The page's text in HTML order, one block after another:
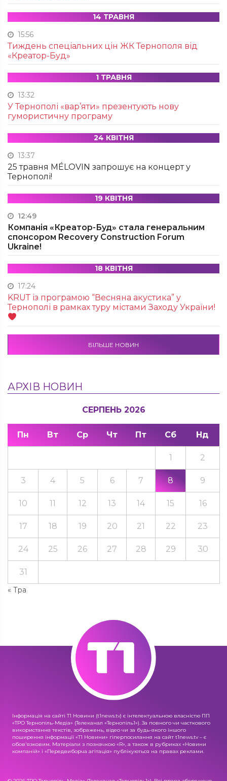
14 ТРАВНЯ
15:56
Тиждень спеціальних цін ЖК Тернополя від
«Креатор-Буд»
1 ТРАВНЯ
13:32
У Тернополі «вар’яти» презентують нову
гумористичну програму
24 КВІТНЯ
13:37
25 травня MÉLOVIN запрошує на концерт у
Тернополі!
19 КВІТНЯ
12:49
Компанія «Креатор-Буд» стала генеральним
спонсором Recovery Construction Forum
Ukraine!
18 КВІТНЯ
17:24
KRUТ із програмою “Весняна акустика” у
Тернополі в рамках туру містами Заходу України!
БІЛЬШЕ НОВИН
АРХІВ НОВИН
СЕРПЕНЬ 2026
Пн Вт Ср Чт Пт Сб Нд
« Тра
1 2
3 4 5 6 7 8 9
10 11 12 13 14 15 16
17 18 19 20 21 22 23
24 25 26 27 28 29 30
31
Інформація на сайті Т1 Новини (t1news.tv) є інтелектуальною власністю ПП
«ТРО Тернопіль-Медіа» (Телеканал «Тернопіль1»). За повного чи часткового
використання текстів, зображень, відео чи за будь-якого іншого
поширення інформації «Т1 Новини» гіперпосилання на сайт t1news.tv – є
обов'язковим. Матеріали з позначкою «R», а також в рубриках «Новини
компаній» і «Передвиборча агітація» публікуються на правах реклами.